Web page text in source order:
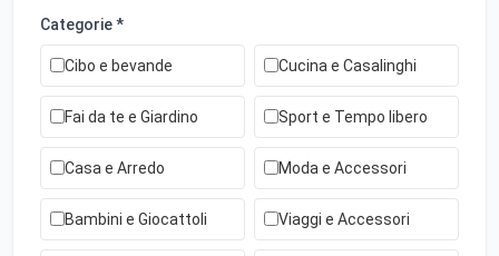
Categorie *
Cibo e bevande Cucina e Casalinghi
Fai da te e Giardino Sport e Tempo libero
Casa e Arredo Moda e Accessori
Bambini e Giocattoli Viaggi e Accessori